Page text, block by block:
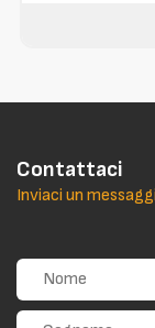
Contattaci
Inviaci un